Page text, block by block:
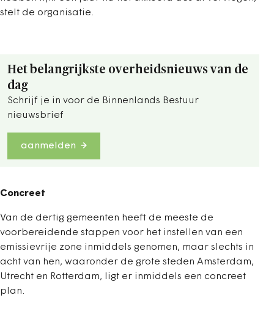
stelt de organisatie.
Het belangrijkste overheidsnieuws van de
dag
Schrijf je in voor de Binnenlands Bestuur
nieuwsbrief
aanmelden
Concreet
Van de dertig gemeenten heeft de meeste de
voorbereidende stappen voor het instellen van een
emissievrije zone inmiddels genomen, maar slechts in
acht van hen, waaronder de grote steden Amsterdam,
Utrecht en Rotterdam, ligt er inmiddels een concreet
plan.